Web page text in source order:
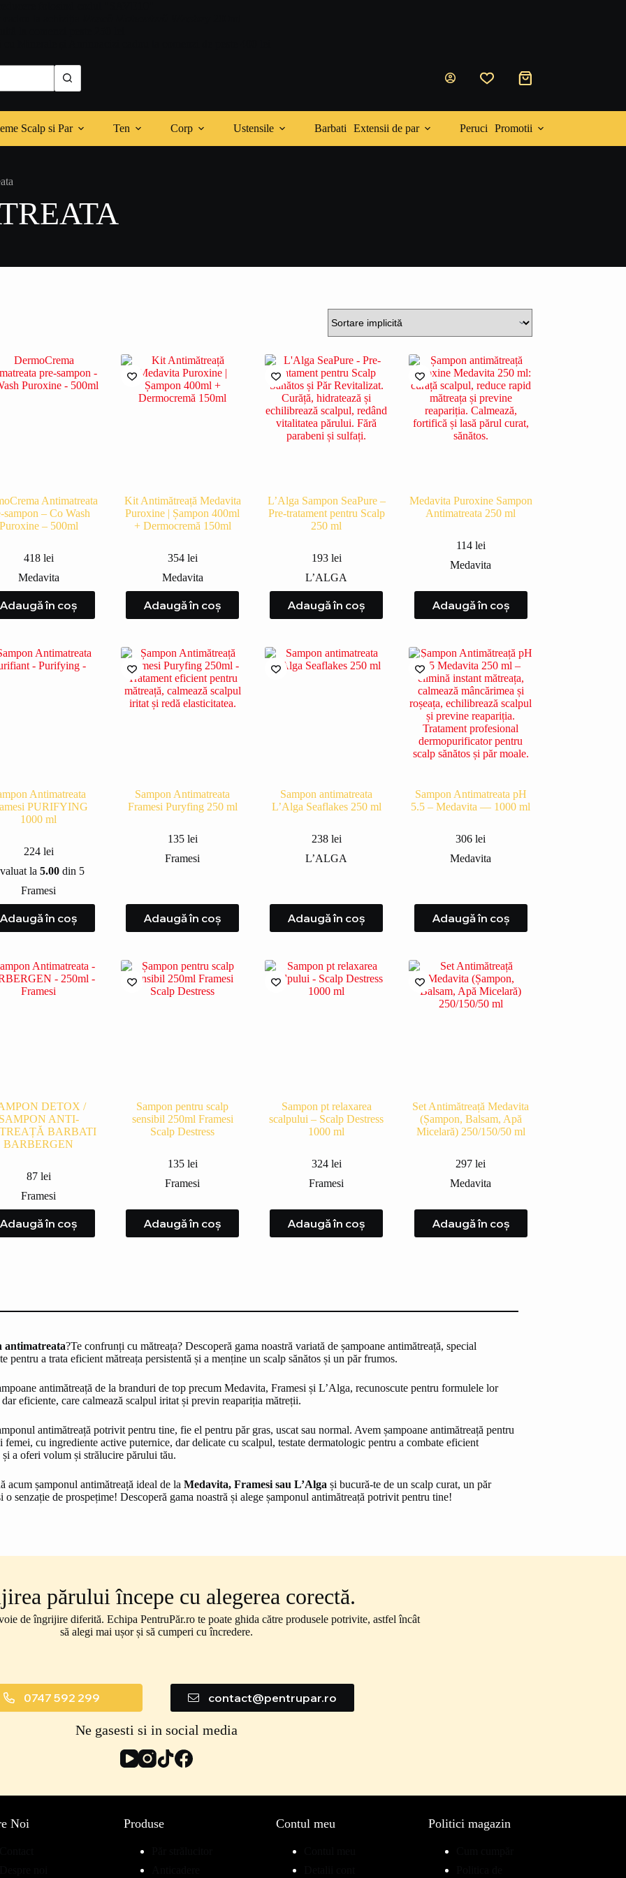
Coș
Scalp si Par
Ten Corp Ustensile Barbati Extensii de par Peruci Promotii
Antimatreata
sampon – Co Wash
– 500ml
418 lei
Medavita
Adaugă în coș
Kit Antimătreață Medavita
Puroxine | Șampon 400ml
+ Dermocremă 150ml
354 lei
Medavita
Adaugă în coș
L’Alga Sampon SeaPure –
Pre-tratament pentru Scalp
250 ml
193 lei
L’ALGA
Adaugă în coș
Medavita Puroxine Sampon
Antimatreata 250 ml
114 lei
Medavita
Adaugă în coș
Antimatreata
PURIFYING
1000 ml
224 lei
la 5.00din 5
Framesi
Adaugă în coș
Sampon Antimatreata
Framesi Puryfing 250 ml
135 lei
Framesi
Adaugă în coș
Sampon antimatreata
L’Alga Seaflakes 250 ml
238 lei
L’ALGA
Adaugă în coș
Sampon Antimatreata pH
5.5 – Medavita — 1000 ml
306 lei
Medavita
Adaugă în coș
DETOX /
ANTI-
BARBATI
BARBERGEN
87 lei
Framesi
Adaugă în coș
Sampon pentru scalp
sensibil 250ml Framesi
Scalp Destress
135 lei
Framesi
Adaugă în coș
Sampon pt relaxarea
scalpului – Scalp Destress
1000 ml
324 lei
Framesi
Adaugă în coș
Set Antimătreață Medavita
(Șampon, Balsam, Apă
Micelară) 250/150/50 ml
297 lei
Medavita
Adaugă în coș
antimatreata?Te confrunți cu mătreața? Descoperă gama noastră variată de șampoane antimătreață, special
pentru a trata eficient mătreața persistentă și a menține un scalp sănătos și un păr frumos.
antimătreață de la branduri de top precum Medavita, Framesi și L’Alga, recunoscute pentru formulele lor
eficiente, care calmează scalpul iritat și previn reapariția mătreții.
antimătreață potrivit pentru tine, fie el pentru păr gras, uscat sau normal. Avem șampoane antimătreață pentru
femei, cu ingrediente active puternice, dar delicate cu scalpul, testate dermatologic pentru a combate eficient
și a oferi volum și strălucire părului tău.
acum șamponul antimătreață ideal de la Medavita, Framesi sau L’Alga și bucură-te de un scalp curat, un păr
o senzație de prospețime! Descoperă gama noastră și alege șamponul antimătreață potrivit pentru tine!
părului începe cu alegerea corectă.
de îngrijire diferită. Echipa PentruPăr.ro te poate ghida către produsele potrivite, astfel încât
să alegi mai ușor și să cumperi cu încredere.
0747 592 299 contact@pentrupar.ro
Ne gasesti si in social media
Noi Produse Contul meu Politici magazin